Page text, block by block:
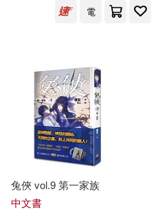
電
兔俠 vol.9 第一家族
中文書